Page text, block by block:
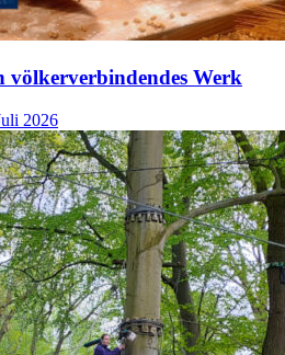
völkerverbindendes Werk
2026